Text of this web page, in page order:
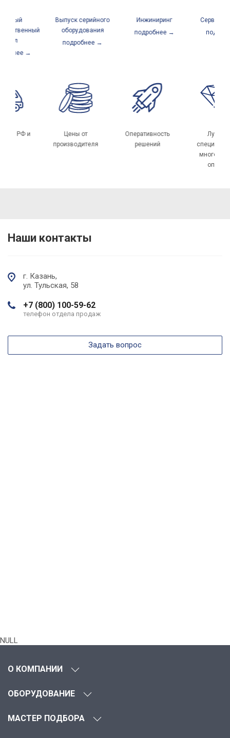
→
Выпуск серийного
оборудования
подробнее →
Инжиниринг
подробнее →
Сервисный
Оперативность
решений
Цены от
производителя
по РФ и
Наши контакты
г. Казань,
ул. Тульская, 58
+7 (800) 100-59-62
телефон отдела продаж
Задать вопрос
NULL
О КОМПАНИИ
ОБОРУДОВАНИЕ
МАСТЕР ПОДБОРА